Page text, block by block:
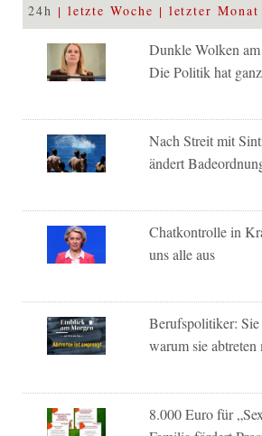
24h letzte Woche letzter Monat
Dunkle Wolken
Die Politik hat
Nach Streit mit
ändert
Chatkontrolle in
uns alle aus
Berufspolitiker: Sie
warum sie abtreten
8.000 Euro für